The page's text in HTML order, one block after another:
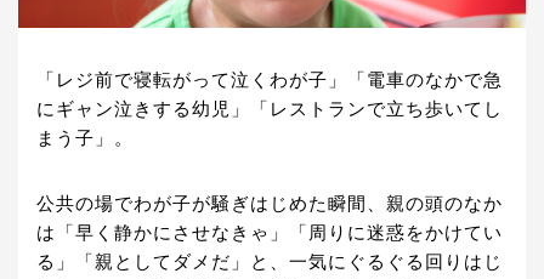
「レジ前で寝転がって泣くわが子」「電車のなかで急
にギャン泣きする幼児」「レストランで立ち歩いてし
まう子」。
公共の場でわが子が騒ぎはじめた瞬間、親の頭のなか
は「早く静かにさせなきゃ」「周りに迷惑をかけてい
る」「親としてダメだ」と、一気にぐるぐる回りはじ